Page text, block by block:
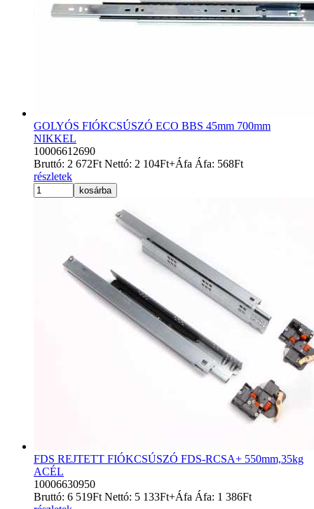
GOLYÓS FIÓKCSÚSZÓ ECO BBS 45mm 700mm
NIKKEL
10006612690
Bruttó: 2 672Ft Nettó: 2 104Ft+Áfa Áfa: 568Ft
részletek
kosárba
FDS REJTETT FIÓKCSÚSZÓ FDS-RCSA+ 550mm,35kg
ACÉL
10006630950
Bruttó: 6 519Ft Nettó: 5 133Ft+Áfa Áfa: 1 386Ft